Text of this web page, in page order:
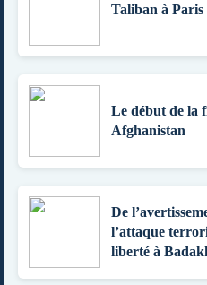
Taliban à Paris
Le début de la
Afghanistan
De
l’attaque
liberté à